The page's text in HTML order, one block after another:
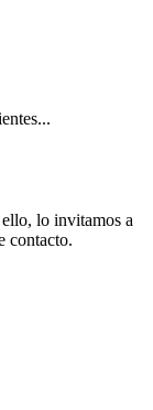
ello, lo invitamos a
contacto.